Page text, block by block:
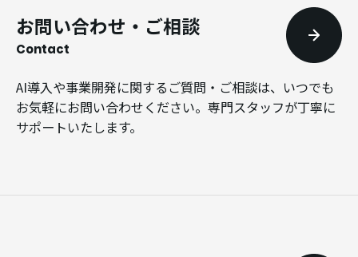
お問い合わせ・ご相談
Contact
AI導入や事業開発に関するご質問・ご相談は、いつでも
お気軽にお問い合わせください。専門スタッフが丁寧に
サポートいたします。